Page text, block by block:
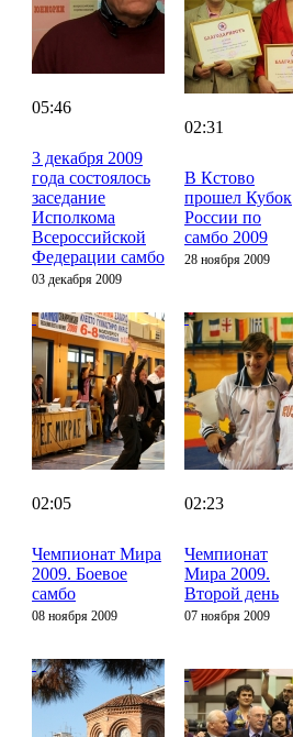
05:46
3 декабря 2009
года состоялось
заседание
Исполкома
Всероссийской
Федерации самбо
03 декабря 2009
02:31
В Кстово
прошел Кубок
России по
самбо 2009
28 ноября 2009
02:05
Чемпионат Мира
2009. Боевое
самбо
08 ноября 2009
02:23
Чемпионат
Мира 2009.
Второй день
07 ноября 2009